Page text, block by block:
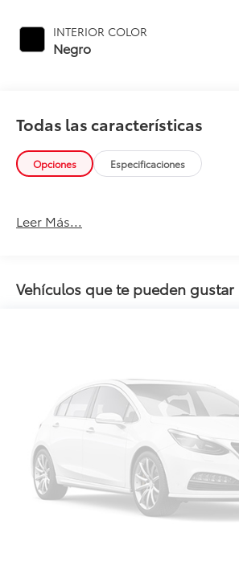
INTERIOR COLOR
Negro
Todas las características
Opciones Especificaciones
Leer Más...
Vehículos que te pueden gustar